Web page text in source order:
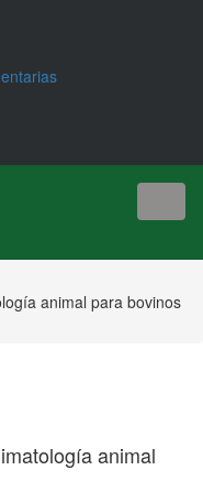
animal para bovinos
animal